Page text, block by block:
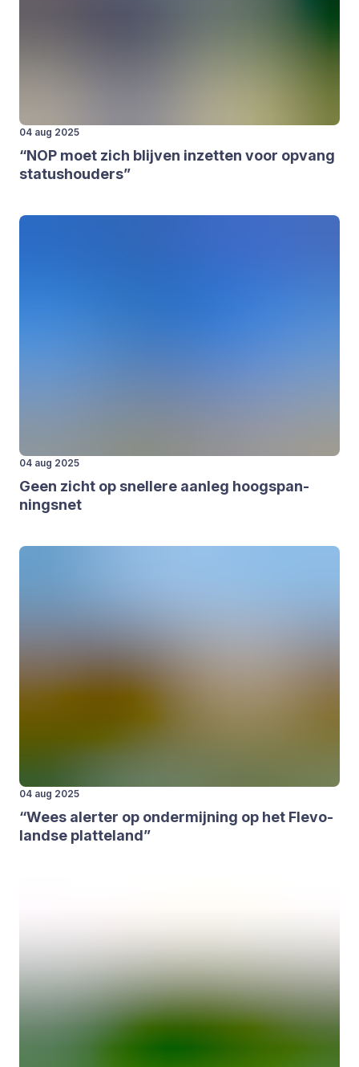
04 aug 2025
“NOP moet zich blij­ven inzet­ten voor opvang
sta­tus­hou­ders”
04 aug 2025
Geen zicht op snel­le­re aan­leg hoog­span­
nings­net
04 aug 2025
“Wees aler­ter op onder­mij­ning op het Fle­vo­
land­se plat­te­land”